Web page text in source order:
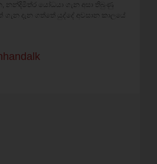
නන්දිමිත්ර යෝධයා ගැන අසා තිබුණු
දැන ගත්තේ යුද්දේ අවසාන කාලයේ